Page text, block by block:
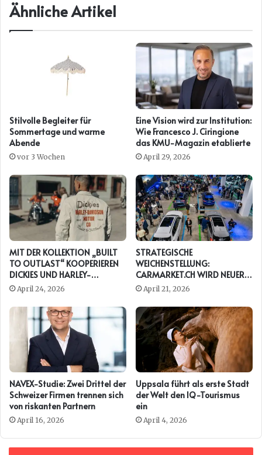
Ähnliche Artikel
Stilvolle Begleiter für
Sommertage und warme
Abende
vor 3 Wochen
Eine Vision wird zur Institution:
Wie Francesco J. Ciringione
das KMU-Magazin etablierte
April 29, 2026
MIT DER KOLLEKTION „BUILT
TO OUTLAST“ KOOPERIEREN
DICKIES UND HARLEY-
DAVIDSON ERNEUT
April 24, 2026
STRATEGISCHE
WEICHENSTELLUNG:
CARMARKET.CH WIRD NEUER
PRESENTING PARTNER DER
AUTO ZÜRICH
April 21, 2026
NAVEX-Studie: Zwei Drittel der
Schweizer Firmen trennen sich
von riskanten Partnern
April 16, 2026
Uppsala führt als erste Stadt
der Welt den IQ-Tourismus
ein
April 4, 2026